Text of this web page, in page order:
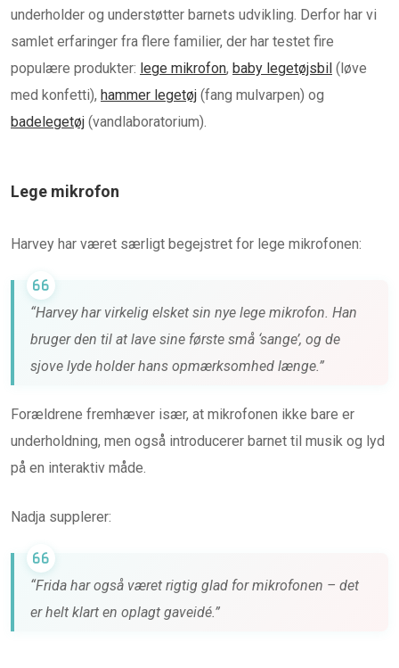
underholder og understøtter barnets udvikling. Derfor har vi
samlet erfaringer fra flere familier, der har testet fire
populære produkter: lege mikrofon, baby legetøjsbil (løve
med konfetti), hammer legetøj (fang mulvarpen) og
badelegetøj (vandlaboratorium).
Lege mikrofon
Harvey har været særligt begejstret for lege mikrofonen:
“Harvey har virkelig elsket sin nye lege mikrofon. Han
bruger den til at lave sine første små ‘sange’, og de
sjove lyde holder hans opmærksomhed længe.”
Forældrene fremhæver især, at mikrofonen ikke bare er
underholdning, men også introducerer barnet til musik og lyd
på en interaktiv måde.
Nadja supplerer:
“Frida har også været rigtig glad for mikrofonen – det
er helt klart en oplagt gaveidé.”